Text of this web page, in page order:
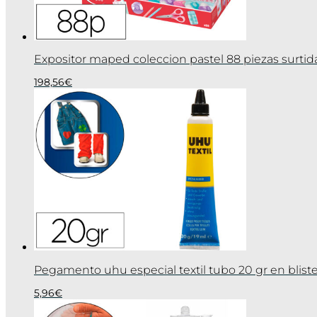
Expositor maped coleccion pastel 88 piezas
198,56€
Pegamento uhu especial textil tubo 20 gr en
5,96€